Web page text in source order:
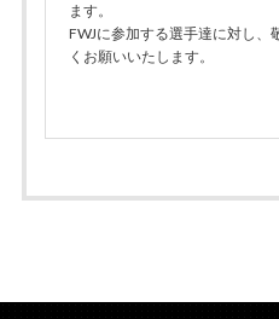
ます。
FWJに参加する選手達に対し、
くお願いいたします。